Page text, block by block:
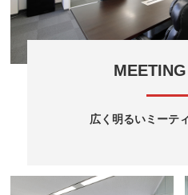
広く明るいミーテ